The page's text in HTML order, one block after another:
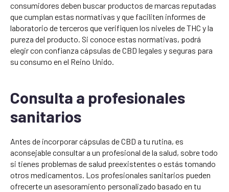
consumidores deben buscar productos de marcas reputadas
que cumplan estas normativas y que faciliten informes de
laboratorio de terceros que verifiquen los niveles de THC y la
pureza del producto. Si conoce estas normativas, podrá
elegir con confianza cápsulas de CBD legales y seguras para
su consumo en el Reino Unido.
Consulta a profesionales
sanitarios
Antes de incorporar cápsulas de CBD a tu rutina, es
aconsejable consultar a un profesional de la salud, sobre todo
si tienes problemas de salud preexistentes o estás tomando
otros medicamentos. Los profesionales sanitarios pueden
ofrecerte un asesoramiento personalizado basado en tu